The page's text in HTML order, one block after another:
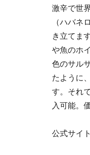
激辛で世
（ハバネ
き立てま
や魚のホ
色のサル
たように
す。それ
入可能。
公式サイ